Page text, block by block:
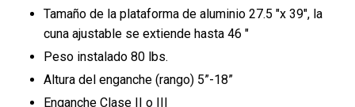
Tamaño de la plataforma de aluminio 27.5 "x 39", la
cuna ajustable se extiende hasta 46 "
Peso instalado 80 lbs.
Altura del enganche (rango) 5”-18”
Enganche Clase II o III